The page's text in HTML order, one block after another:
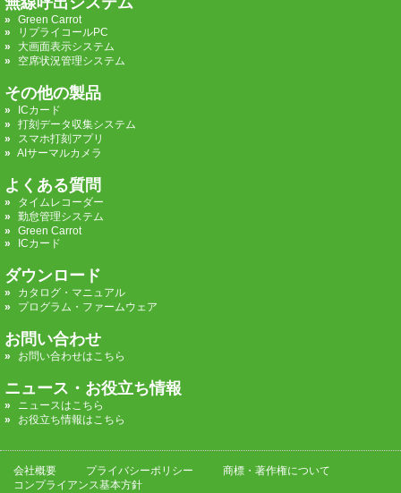
Green Carrot
リプライコールPC
大画面表示システム
空席状況管理システム
その他の製品
ICカード
打刻データ収集システム
スマホ打刻アプリ
AIサーマルカメラ
よくある質問
タイムレコーダー
勤怠管理システム
Green Carrot
ICカード
ダウンロード
カタログ・マニュアル
プログラム・ファームウェア
お問い合わせ
お問い合わせはこちら
ニュース・お役立ち情報
ニュースはこちら
お役立ち情報はこちら
会社概要 プライバシーポリシー
商標・著作権について
コンプライアンス基本方針